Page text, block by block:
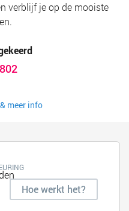
verblijf je op de mooiste
meer info
Hoe werkt het?